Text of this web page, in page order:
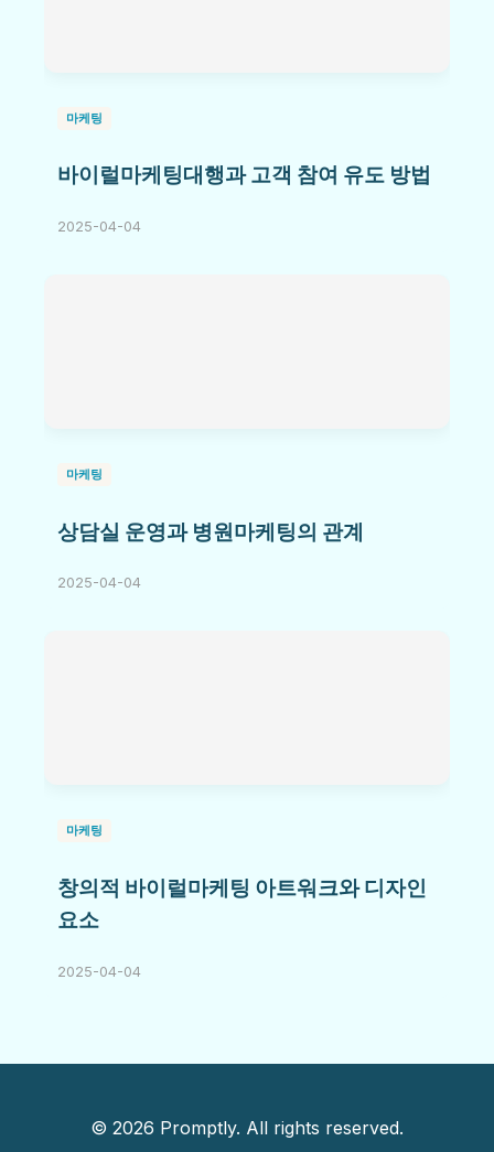
마케팅
바이럴마케팅대행과 고객 참여 유도 방법
2025-04-04
마케팅
상담실 운영과 병원마케팅의 관계
2025-04-04
마케팅
창의적 바이럴마케팅 아트워크와 디자인
요소
2025-04-04
© 2026 Promptly. All rights reserved.